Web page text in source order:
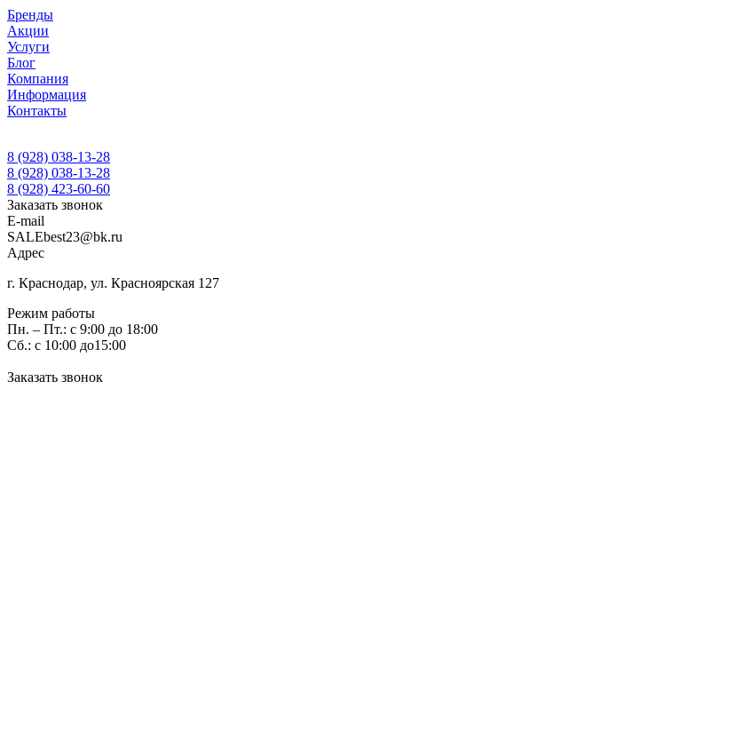
Бренды
Акции
Услуги
Блог
Компания
Информация
Контакты
8 (928) 038-13-28
8 (928) 038-13-28
8 (928) 423-60-60
Заказать звонок
E-mail
SALEbest23@bk.ru
Адрес
г. Краснодар, ул. Красноярская 127
Режим работы
Пн. – Пт.: с 9:00 до 18:00
Сб.: с 10:00 до15:00
Заказать звонок